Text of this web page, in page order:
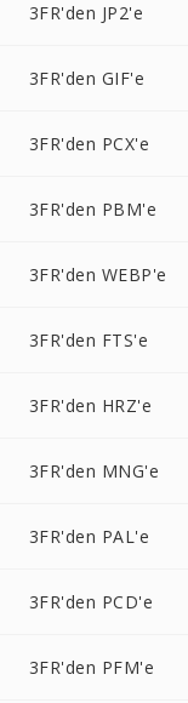
3FR'den JP2'e
3FR'den GIF'e
3FR'den PCX'e
3FR'den PBM'e
3FR'den WEBP'e
3FR'den FTS'e
3FR'den HRZ'e
3FR'den MNG'e
3FR'den PAL'e
3FR'den PCD'e
3FR'den PFM'e